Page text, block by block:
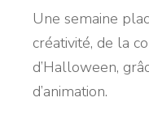
Une semaine
créativité, de la
d’Halloween,
d’animation.